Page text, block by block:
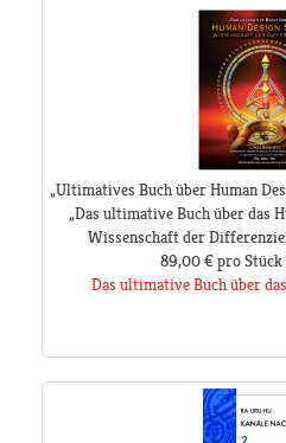
„Ultimatives Buch über Human
„Das ultimative Buch über das
Wissenschaft der
89,00 € pro Stück
Das ultimative Buch über